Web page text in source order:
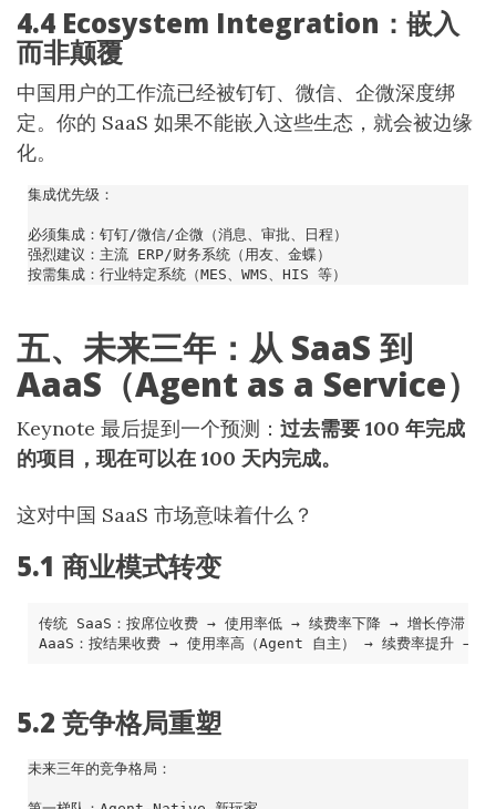
4.4 Ecosystem Integration：嵌入
而非颠覆
中国用户的工作流已经被钉钉、微信、企微深度绑
定。你的 SaaS 如果不能嵌入这些生态，就会被边缘
化。
五、未来三年：从 SaaS 到
AaaS（Agent as a Service）
Keynote 最后提到一个预测： 过去需要 100 年完成
的项目，现在可以在 100 天内完成。
这对中国 SaaS 市场意味着什么？
5.1 商业模式转变
传统 SaaS：按席位收费 → 使用率低 → 续费率下降 → 增长停滞
5.2 竞争格局重塑